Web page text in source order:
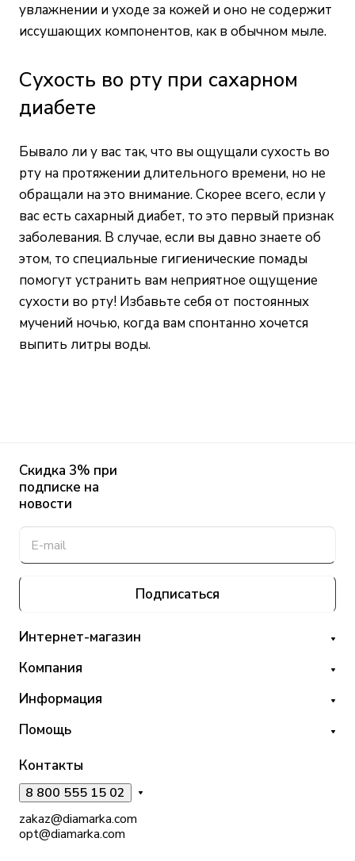
увлажнении и уходе за кожей и оно не содержит
иссушающих компонентов, как в обычном мыле.
Сухость во рту при сахарном
диабете
Бывало ли у вас так, что вы ощущали сухость во
рту на протяжении длительного времени, но не
обращали на это внимание. Скорее всего, если у
вас есть сахарный диабет, то это первый признак
заболевания. В случае, если вы давно знаете об
этом, то специальные гигиенические помады
помогут устранить вам неприятное ощущение
сухости во рту! Избавьте себя от постоянных
мучений ночью, когда вам спонтанно хочется
выпить литры воды.
Скидка 3% при
подписке на
новости
Подписаться
Интернет-магазин
Компания
Информация
Помощь
Контакты
8 800 555 15 02
zakaz@diamarka.com
opt@diamarka.com